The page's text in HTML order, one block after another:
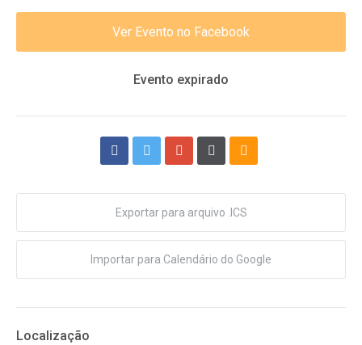
Ver Evento no Facebook
Evento expirado
Exportar para arquivo .ICS
Importar para Calendário do Google
Localização